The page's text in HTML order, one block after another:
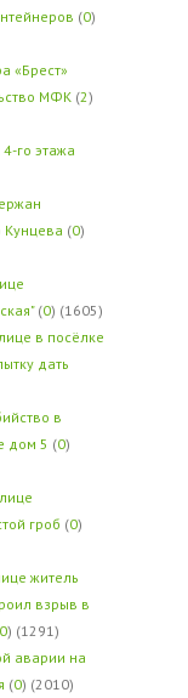
(0)
«Брест»
МФК (2)
го этажа
Кунцева (0)
(0) (1605)
в посёлке
дать
в
дом 5 (0)
гроб (0)
житель
взрыв в
) (1291)
аварии на
(0) (2010)